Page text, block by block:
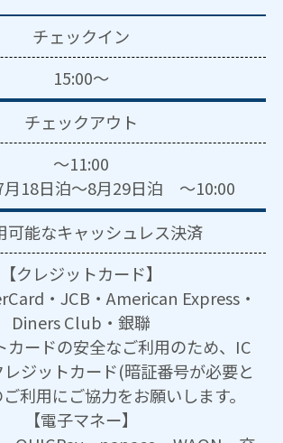
チェックイン
15:00～
チェックアウト
～11:00
18日泊～8月29日泊 ～10:00
可能なキャッシュレス決済
【クレジットカード】
・JCB・American Express・
Diners Club・銀聯
ードの安全なご利用のため、IC
ジットカード(暗証番号が必要と
利用にご協力をお願いします。
【電子マネー】